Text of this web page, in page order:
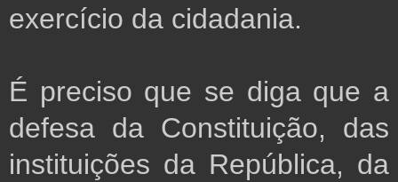
exercício da cidadania.
É preciso que se diga que a
defesa da Constituição, das
instituições da República, da